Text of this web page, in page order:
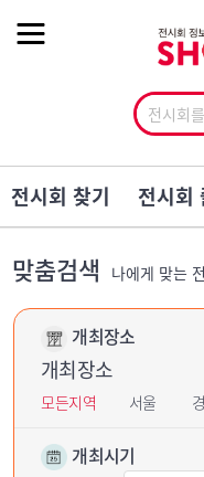
전시회 찾기 전시회
맞춤검색 나에게 맞는
개최장소
개최장소
모든지역 서울
개최시기